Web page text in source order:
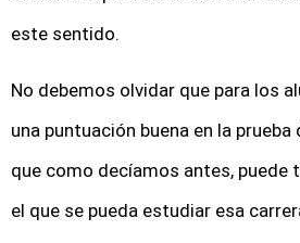
este sentido.
No debemos olvidar que para los
una puntuación buena en la
que como decíamos antes, puede
el que se pueda estudiar esa